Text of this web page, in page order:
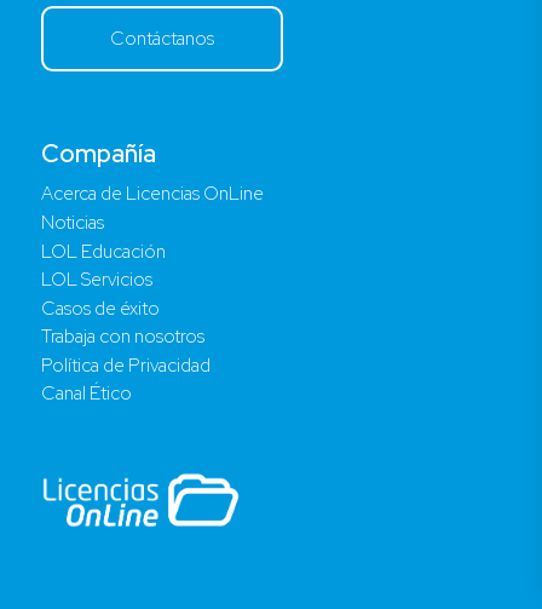
Compañía
Acerca de Licencias OnLine
Noticias
LOL Educación
LOL Servicios
Casos de éxito
Trabaja con nosotros
Política de Privacidad
Canal Ético
Contáctanos